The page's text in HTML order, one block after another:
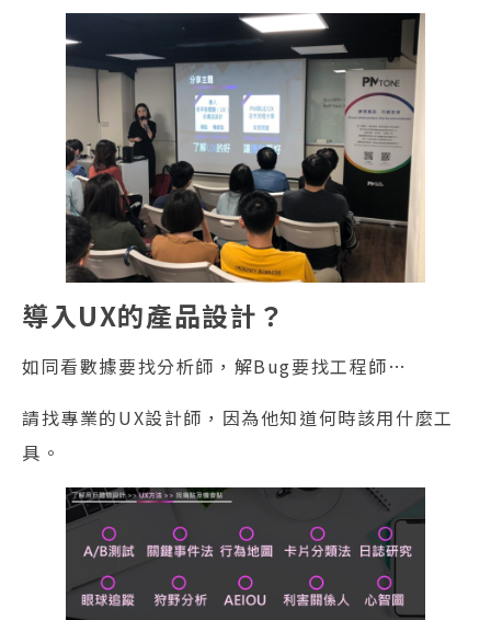
導入UX的產品設計？
如同看數據要找分析師，解Bug要找工程師…
請找專業的UX設計師，因為他知道何時該用什麼工
具。